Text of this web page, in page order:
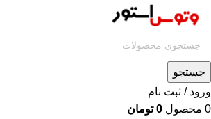
جستجو
ورود / ثبت نام
0 محصول 0 تومان